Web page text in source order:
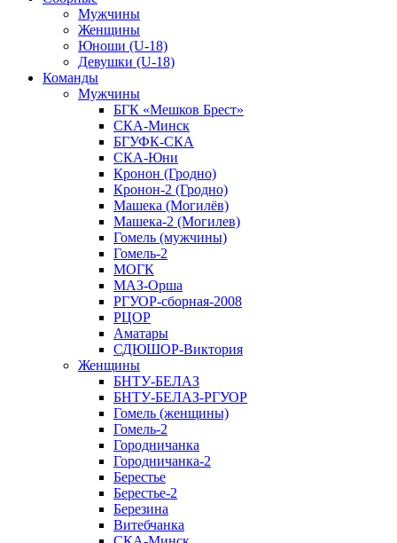
Мужчины
Женщины
Юноши (U-18)
Девушки (U-18)
Команды
Мужчины
БГК «Мешков Брест»
СКА-Минск
БГУФК-СКА
СКА-Юни
Кронон (Гродно)
Кронон-2 (Гродно)
Машека (Могилёв)
Машека-2 (Могилев)
Гомель (мужчины)
Гомель-2
МОГК
МАЗ-Орша
РГУОР-сборная-2008
РЦОР
Аматары
СДЮШОР-Виктория
Женщины
БНТУ-БЕЛАЗ
БНТУ-БЕЛАЗ-РГУОР
Гомель (женщины)
Гомель-2
Городничанка
Городничанка-2
Берестье
Берестье-2
Березина
Витебчанка